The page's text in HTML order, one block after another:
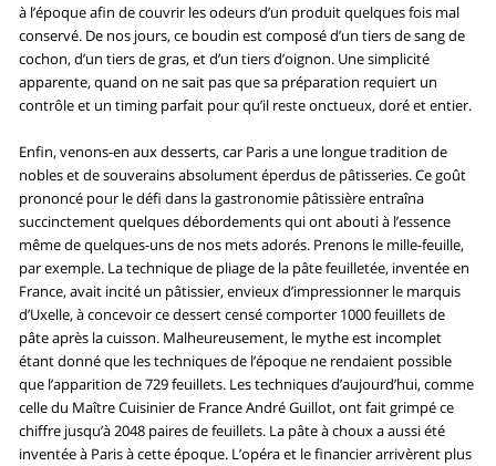
à l’époque afin de couvrir les odeurs d’un produit quelques fois mal
conservé. De nos jours, ce boudin est composé d’un tiers de sang de
cochon, d’un tiers de gras, et d’un tiers d’oignon. Une simplicité
apparente, quand on ne sait pas que sa préparation requiert un
contrôle et un timing parfait pour qu’il reste onctueux, doré et entier.
Enfin, venons-en aux desserts, car Paris a une longue tradition de
nobles et de souverains absolument éperdus de pâtisseries. Ce goût
prononcé pour le défi dans la gastronomie pâtissière entraîna
succinctement quelques débordements qui ont abouti à l’essence
même de quelques-uns de nos mets adorés. Prenons le mille-feuille,
par exemple. La technique de pliage de la pâte feuilletée, inventée en
France, avait incité un pâtissier, envieux d’impressionner le marquis
d’Uxelle, à concevoir ce dessert censé comporter 1000 feuillets de
pâte après la cuisson. Malheureusement, le mythe est incomplet
étant donné que les techniques de l’époque ne rendaient possible
que l’apparition de 729 feuillets. Les techniques d’aujourd’hui, comme
celle du Maître Cuisinier de France André Guillot, ont fait grimpé ce
chiffre jusqu’à 2048 paires de feuillets. La pâte à choux a aussi été
inventée à Paris à cette époque. L’opéra et le financier arrivèrent plus